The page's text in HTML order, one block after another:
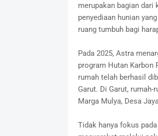
merupakan bagian dari
penyediaan hunian
ruang tumbuh bagi
Pada 2025, Astra
program Hutan Karbon
rumah telah berhasil
Garut. Di Garut,
Marga Mulya, Desa
Tidak hanya fokus